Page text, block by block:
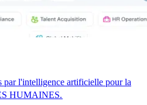
par l'intelligence artificielle pour la
HUMAINES.​​